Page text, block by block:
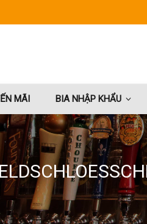
MÃI BIA NHẬP KHẨU